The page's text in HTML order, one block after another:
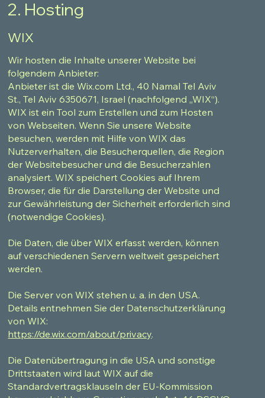
2. Hosting
Wir hosten die Inhalte unserer Website bei
folgendem Anbieter:
WIX
Anbieter ist die Wix.com Ltd., 40 Namal Tel Aviv
St., Tel Aviv 6350671, Israel (nachfolgend „WIX“).
WIX ist ein Tool zum Erstellen und zum Hosten
von Webseiten. Wenn Sie unsere Website
besuchen, werden mit Hilfe von WIX das
Nutzerverhalten, die Besucherquellen, die Region
der Websitebesucher und die Besucherzahlen
analysiert. WIX speichert Cookies auf Ihrem
Browser, die für die Darstellung der Website und
zur Gewährleistung der Sicherheit erforderlich sind
(notwendige Cookies).
Die Daten, die über WIX erfasst werden, können
auf verschiedenen Servern weltweit gespeichert
werden.
Die Server von WIX stehen u. a. in den USA.
Details entnehmen Sie der Datenschutzerklärung
von WIX:
https://de.wix.com/about/privacy.
Die Datenübertragung in die USA und sonstige
Drittstaaten wird laut WIX auf die
Standardvertragsklauseln der EU-Kommission